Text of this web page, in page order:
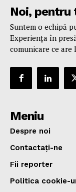
Noi, pentru
Suntem o echipă
Experiența în
comunicare ce are
Meniu
Despre noi
Contactați-ne
Fii reporter
Politica cookie-